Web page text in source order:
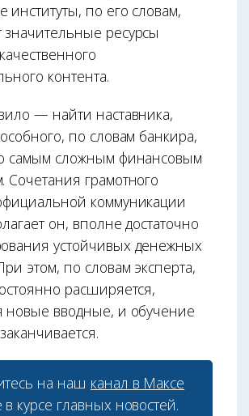
институты, по его словам,
значительные ресурсы
контента.
— найти наставника,
по словам банкира,
самым сложным финансовым
Сочетания грамотного
коммуникации
он, вполне достаточно
устойчивых денежных
этом, по словам эксперта,
расширяется,
новые вводные, и обучение
на наш канал в Максе
в курсе главных новостей.